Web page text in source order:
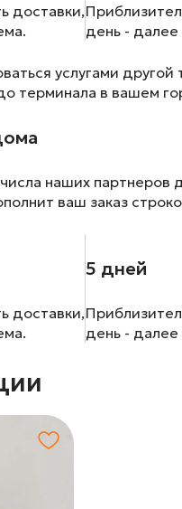
доставки,
день - далее
услугами
терминала в вашем
наших
ваш заказ
доставки,
5 дней
день - далее